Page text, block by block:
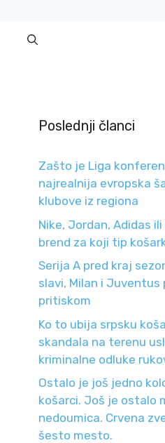
Poslednji članci
Zašto je Liga
najrealnija evropska
klubove iz regiona
Nike, Jordan, Adidas ili
brend za koji tip
Serija A pred kraj
slavi, Milan i Juventus
pritiskom
Ko to ubija srpsku
skandala na terenu
kriminalne odluke
Ostalo je još jedno
košarci. Još je ostalo
nedoumica. Crvena
šesto mesto.